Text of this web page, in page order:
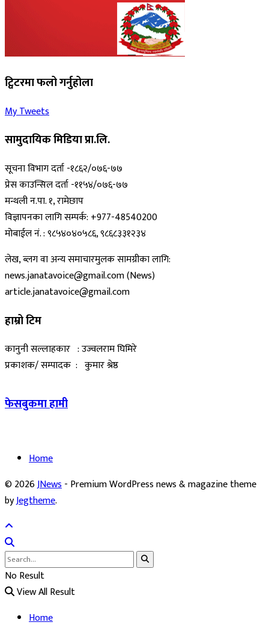
ट्विटरमा फलो गर्नुहोला
My Tweets
सामुदायिक मिडिया प्रा.लि.
सूचना विभाग दर्ता -१८६२/०७६-७७
प्रेस काउन्सिल दर्ता -११५४/०७६-७७
मन्थली न.पा. १, रामेछाप
विज्ञापनका लागि सम्पर्क: +977-48540200
मोबाईल नं. : ९८५४०४०५८६, ९८६८३३१२३४
लेख, ब्लग वा अन्य समाचारमुलक सामग्रीका लागि:
news.janatavoice@gmail.com (News)
article.janatavoice@gmail.com
हाम्रो टिम
कानुनी सल्लाहकार : उज्वलराम घिमिरे
प्रकाशक/ सम्पादक : कुमार श्रेष्ठ
फेसबुकमा हामी
Home
© 2026JNews- Premium WordPress news & magazine theme
byJegtheme.
No Result
View All Result
Home